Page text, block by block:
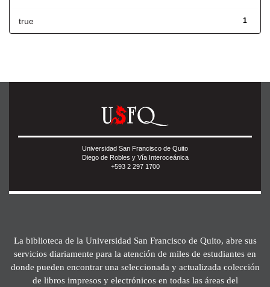
1
true
Universidad San Francisco de Quito
Diego de Robles y Vía Interoceánica
+593 2 297 1700
La biblioteca de la Universidad San Francisco de Quito, abre sus
servicios diariamente para la atención de miles de estudiantes en
donde pueden encontrar una seleccionada y actualizada colección
de libros impresos y electrónicos en todas las áreas del